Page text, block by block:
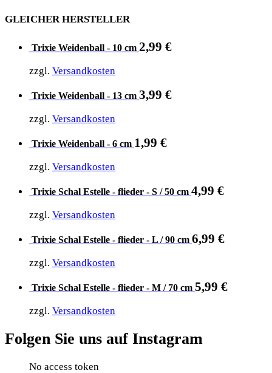
GLEICHER HERSTELLER
Trixie Weidenball - 10 cm 2,99 €
zzgl. Versandkosten
Trixie Weidenball - 13 cm 3,99 €
zzgl. Versandkosten
Trixie Weidenball - 6 cm 1,99 €
zzgl. Versandkosten
Trixie Schal Estelle - flieder - S / 50 cm 4,99 €
zzgl. Versandkosten
Trixie Schal Estelle - flieder - L / 90 cm 6,99 €
zzgl. Versandkosten
Trixie Schal Estelle - flieder - M / 70 cm 5,99 €
zzgl. Versandkosten
Folgen Sie uns auf Instagram
No access token